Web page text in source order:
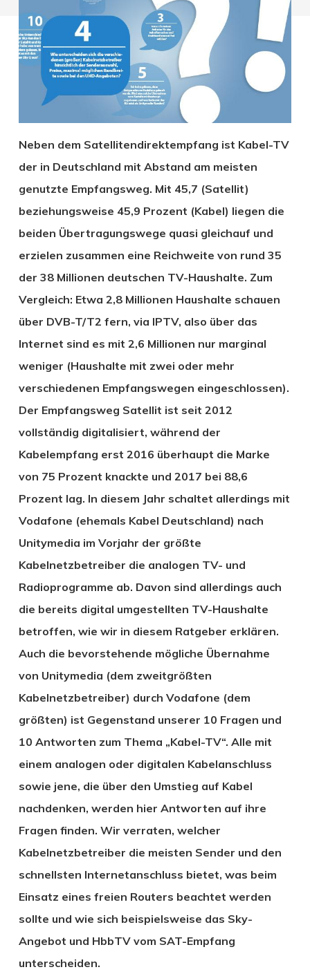
Neben dem Satellitendirektempfang ist Kabel-TV
der in Deutschland mit Abstand am meisten
genutzte Empfangsweg. Mit 45,7 (Satellit)
beziehungsweise 45,9 Prozent (Kabel) liegen die
beiden Übertragungswege quasi gleichauf und
erzielen zusammen eine Reichweite von rund 35
der 38 Millionen deutschen TV-Haushalte. Zum
Vergleich: Etwa 2,8 Millionen Haushalte schauen
über DVB-T/T2 fern, via IPTV, also über das
Internet sind es mit 2,6 Millionen nur marginal
weniger (Haushalte mit zwei oder mehr
verschiedenen Empfangswegen eingeschlossen).
Der Empfangsweg Satellit ist seit 2012
vollständig digitalisiert, während der
Kabelempfang erst 2016 überhaupt die Marke
von 75 Prozent knackte und 2017 bei 88,6
Prozent lag. In diesem Jahr schaltet allerdings mit
Vodafone (ehemals Kabel Deutschland) nach
Unitymedia im Vorjahr der größte
Kabelnetzbetreiber die analogen TV- und
Radioprogramme ab. Davon sind allerdings auch
die bereits digital umgestellten TV-Haushalte
betroffen, wie wir in diesem Ratgeber erklären.
Auch die bevorstehende mögliche Übernahme
von Unitymedia (dem zweitgrößten
Kabelnetzbetreiber) durch Vodafone (dem
größten) ist Gegenstand unserer 10 Fragen und
10 Antworten zum Thema „Kabel-TV“. Alle mit
einem analogen oder digitalen Kabelanschluss
sowie jene, die über den Umstieg auf Kabel
nachdenken, werden hier Antworten auf ihre
Fragen finden. Wir verraten, welcher
Kabelnetzbetreiber die meisten Sender und den
schnellsten Internetanschluss bietet, was beim
Einsatz eines freien Routers beachtet werden
sollte und wie sich beispielsweise das Sky-
Angebot und HbbTV vom SAT-Empfang
unterscheiden.